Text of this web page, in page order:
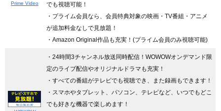
Prime Video
でも視聴可能！
・プライム会員なら、会員特典対象の映画・TV番組・アニメ
が追加料金なしで見放題！
・Amazon Original作品も充実！(プライム会員のみ視聴可能)
・24時間3チャンネル放送同時配信 ！WOWOWオンデマンド限
定のライブ配信やオリジナルドラマも充実！
・すべての番組がテレビでも視聴でき、また録画もできます！
・スマホやタブレット、パソコン、テレビなど、いつでもどこ
でも好きな機器で楽しめます！